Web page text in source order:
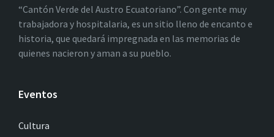
“Cantón Verde del Austro Ecuatoriano”. Con gente muy
trabajadora y hospitalaria, es un sitio lleno de encanto e
historia, que quedará impregnada en las memorias de
quienes nacieron y aman a su pueblo.
Eventos
Cultura